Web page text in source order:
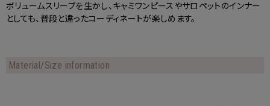
ボリュームスリーブを生かし、キャミワンピースやサロペットのインナー
としても、普段と違ったコーディネートが楽しめます。
Material/Size information